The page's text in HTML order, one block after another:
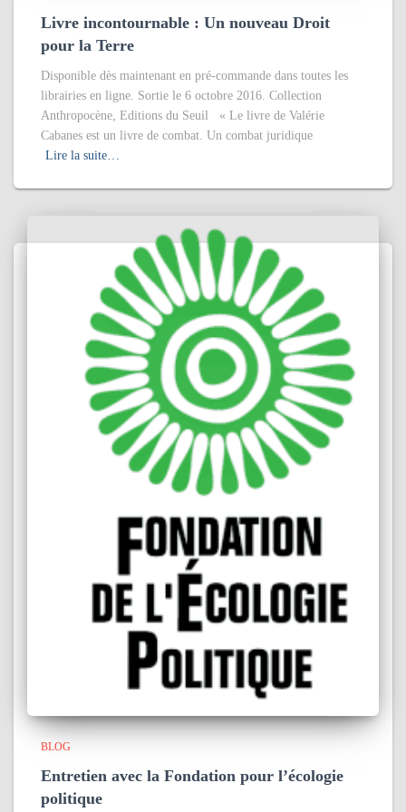
Livre incontournable : Un nouveau Droit
pour la Terre
Disponible dès maintenant en pré-commande dans toutes les
librairies en ligne. Sortie le 6 octobre 2016. Collection
Anthropocène, Editions du Seuil « Le livre de Valérie
Cabanes est un livre de combat. Un combat juridique
Lire la suite…
BLOG
Entretien avec la Fondation pour l’écologie
politique